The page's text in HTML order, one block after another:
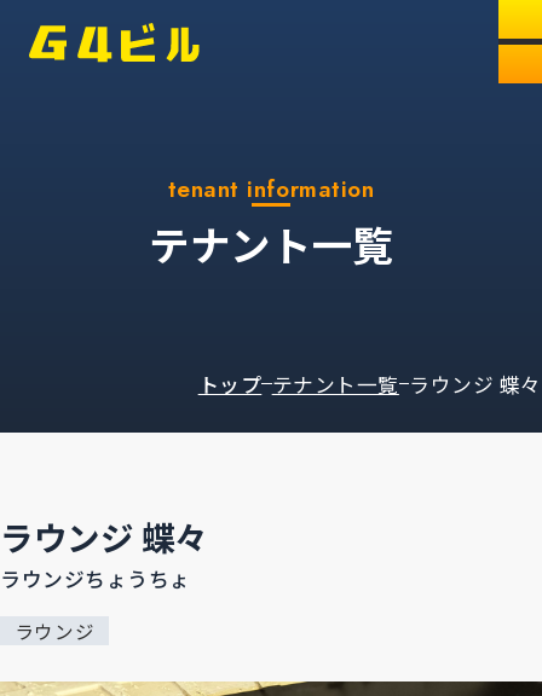
tenant information
テナント一覧
トップ テナント一覧 ラウンジ 蝶々
ラウンジ 蝶々
ラウンジちょうちょ
ラウンジ